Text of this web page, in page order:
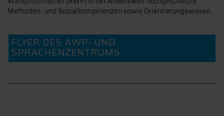
Methoden- und Sozialkompetenzen sowie Orientierungswissen.
FLYER DES AWP- UND
SPRACHENZENTRUMS